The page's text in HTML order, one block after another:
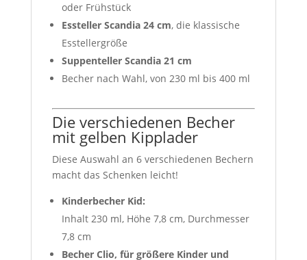
oder Frühstück
Essteller Scandia 24 cm, die klassische
Esstellergröße
Suppenteller Scandia 21 cm
Becher nach Wahl, von 230 ml bis 400 ml
Die verschiedenen Becher
mit gelben Kipplader
Diese Auswahl an 6 verschiedenen Bechern
macht das Schenken leicht!
Kinderbecher Kid:
Inhalt 230 ml, Höhe 7,8 cm, Durchmesser
7,8 cm
Becher Clio, für größere Kinder und